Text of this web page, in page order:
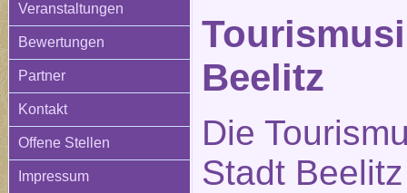
Veranstaltungen
Bewertungen
Partner
Kontakt
Offene Stellen
Impressum
Beelitz
Die
Stadt